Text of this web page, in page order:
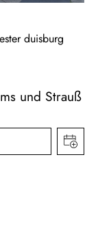
duisburg
und Strauß